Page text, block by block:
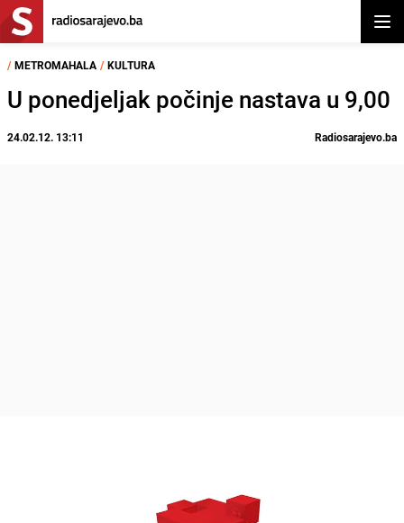
/ METROMAHALA / KULTURA
U ponedjeljak počinje nastava u 9,00
24.02.12. 13:11 Radiosarajevo.ba